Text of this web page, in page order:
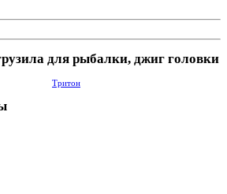
для рыбалки, джиг головки
Тритон